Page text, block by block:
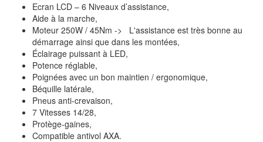
Ecran LCD – 6 Niveaux d’assistance,
Aide à la marche,
Moteur 250W / 45Nm -> L'assistance est très bonne au
démarrage ainsi que dans les montées,
Éclairage puissant à LED,
Potence réglable,
Poignées avec un bon maintien / ergonomique,
Béquille latérale,
Pneus anti-crevaison,
7 Vitesses 14/28,
Protège-gaines,
Compatible antivol AXA.